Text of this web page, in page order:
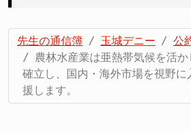
先生の通信簿 玉城デニー
公
農林水産業は亜熱帯気候を活
確立し、国内・海外市場を視野に
援します。